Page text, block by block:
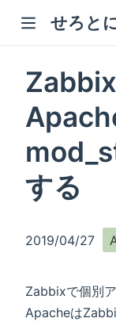
せろと
する
2019/04/27
Zabbixで個別
Apacheは